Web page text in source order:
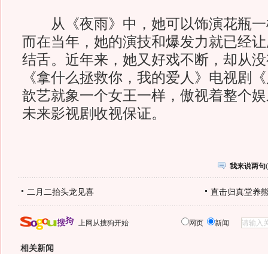
从《夜雨》中，她可以饰演花瓶一
而在当年，她的演技和爆发力就已经
结舌。近年来，她又好戏不断，却从
《拿什么拯救你，我的爱人》电视剧
歆艺就象一个女王一样，傲视着整个
未来影视剧收视保证。
我来说两句(
二月二抬头龙见喜 直击归真堂养
上网从搜狗开始 网页 新闻
相关新闻